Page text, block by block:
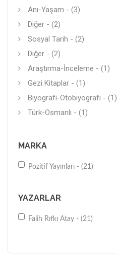
Anı-Yaşam - (3)
Diğer - (2)
Sosyal Tarih - (2)
Diğer - (2)
Araştırma-İnceleme - (1)
Gezi Kitaplar - (1)
Biyografi-Otobiyografi - (1)
Türk-Osmanlı - (1)
MARKA
Pozitif Yayınları - (21)
YAZARLAR
Falih Rıfkı Atay - (21)